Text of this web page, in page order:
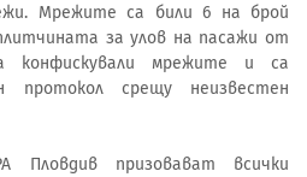
Мрежите са били 6 на брой
за улов на пасажи от
конфискували мрежите и са
протокол срещу неизвестен
Пловдив призовават всички